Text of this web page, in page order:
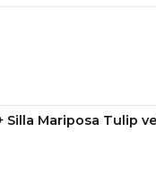
Silla Mariposa Tulip